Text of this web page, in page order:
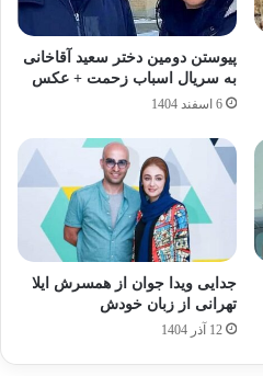
پیوستن دومین دختر سعید آقاخانی
به سریال اسباب زحمت + عکس
6 اسفند 1404
جدایی ویدا جوان از همسرش ایلا
تهرانی از زبان خودش
12 آذر 1404